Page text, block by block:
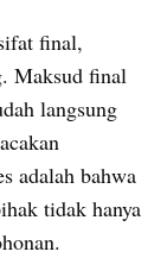
final,
Maksud final
langsung
adalah bahwa
tidak hanya